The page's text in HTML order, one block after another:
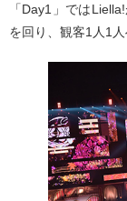
「Day1」では
を回り、観客1人1